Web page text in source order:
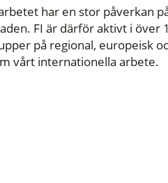
har en stor påverkan
FI är därför aktivt i
på regional, europeisk
vårt internationella arbete.